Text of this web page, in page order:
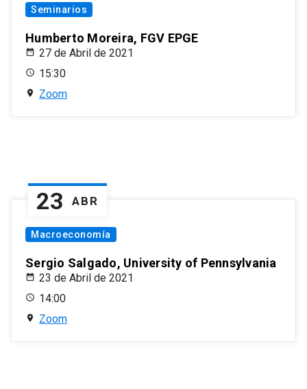
Seminarios
Humberto Moreira, FGV EPGE
27 de Abril de 2021
15:30
Zoom
23 ABR
Macroeconomía
Sergio Salgado, University of Pennsylvania
23 de Abril de 2021
14:00
Zoom